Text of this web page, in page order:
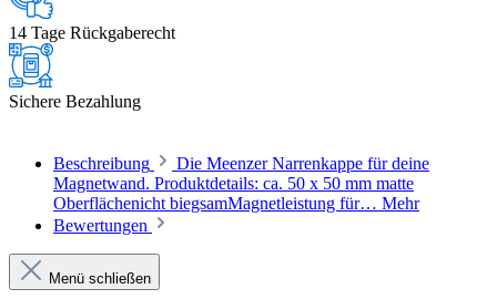
14 Tage Rückgaberecht
Sichere Bezahlung
Beschreibung
Die Meenzer Narrenkappe für deine
Magnetwand. Produktdetails: ca. 50 x 50 mm matte
Oberflächenicht biegsamMagnetleistung für… Mehr
Bewertungen
Menü schließen